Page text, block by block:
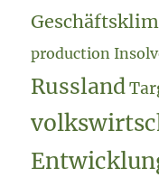
production
Russland